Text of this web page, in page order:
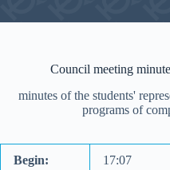
Council meeting
minutes of the students'
programs of
Begin: 17:07